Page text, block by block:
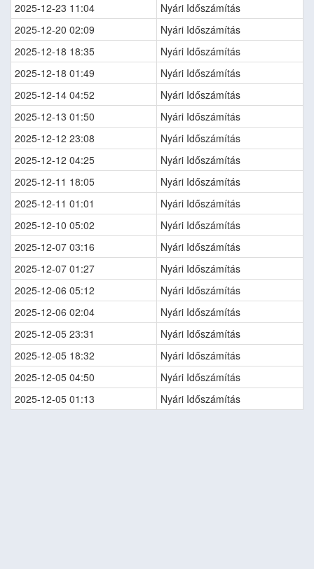
2025-12-23 11:04
Nyári Időszámítás
2025-12-20 02:09
Nyári Időszámítás
2025-12-18 18:35
Nyári Időszámítás
2025-12-18 01:49
Nyári Időszámítás
2025-12-14 04:52
Nyári Időszámítás
2025-12-13 01:50
Nyári Időszámítás
2025-12-12 23:08
Nyári Időszámítás
2025-12-12 04:25
Nyári Időszámítás
2025-12-11 18:05
Nyári Időszámítás
2025-12-11 01:01
Nyári Időszámítás
2025-12-10 05:02
Nyári Időszámítás
2025-12-07 03:16
Nyári Időszámítás
2025-12-07 01:27
Nyári Időszámítás
2025-12-06 05:12
Nyári Időszámítás
2025-12-06 02:04
Nyári Időszámítás
2025-12-05 23:31
Nyári Időszámítás
2025-12-05 18:32
Nyári Időszámítás
2025-12-05 04:50
Nyári Időszámítás
2025-12-05 01:13
Nyári Időszámítás